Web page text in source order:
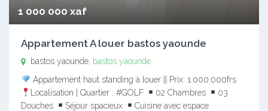
1 000 000 xaf
Appartement A louer bastos yaounde
bastos yaounde, bastos yaounde
Appartement haut standing à louer || Prix: 1.000.000frs
Localisation | Quartier : #GOLF
02 Chambres
03
Douches
Séjour spacieux
Cuisine avec espace